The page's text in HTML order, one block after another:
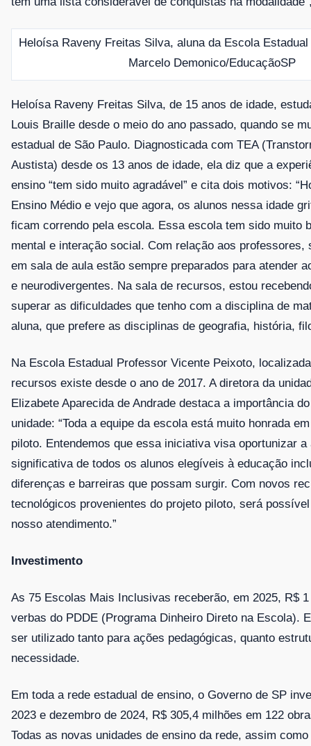
Heloísa Raveny Freitas Silva, aluna da Escola
Marcelo Demonico/EducaçãoSP
Heloísa Raveny Freitas Silva, de 15 anos de idade,
Louis Braille desde o meio do ano passado, quando se
estadual de São Paulo. Diagnosticada com TEA
Austista) desde os 13 anos de idade, ela diz que a
ensino “tem sido muito agradável” e cita dois motivos:
Ensino Médio e vejo que agora, os alunos nessa idade
ficam correndo pela escola. Essa escola tem sido muito
mental e interação social. Com relação aos professores,
em sala de aula estão sempre preparados para atender
e neurodivergentes. Na sala de recursos, estou
superar as dificuldades que tenho com a disciplina de
aluna, que prefere as disciplinas de geografia, história,
Na Escola Estadual Professor Vicente Peixoto,
recursos existe desde o ano de 2017. A diretora da
Elizabete Aparecida de Andrade destaca a importância
unidade: “Toda a equipe da escola está muito honrada
piloto. Entendemos que essa iniciativa visa oportunizar a
significativa de todos os alunos elegíveis à educação
diferenças e barreiras que possam surgir. Com novos
tecnológicos provenientes do projeto piloto, será
nosso atendimento.”
Investimento
As 75 Escolas Mais Inclusivas receberão, em 2025, R$
verbas do PDDE (Programa Dinheiro Direto na Escola).
ser utilizado tanto para ações pedagógicas, quanto
necessidade.
Em toda a rede estadual de ensino, o Governo de SP
2023 e dezembro de 2024, R$ 305,4 milhões em 122
Todas as novas unidades de ensino da rede, assim